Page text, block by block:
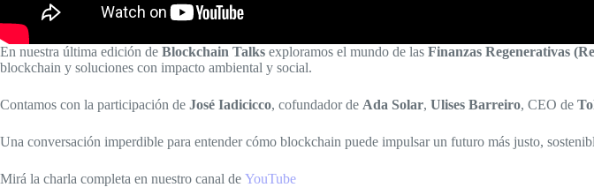
En nuestra última edición de Blockchain Talks exploramos el mundo de las Finanzas Regenerativas
blockchain y soluciones con impacto ambiental y social.
Contamos con la participación de José Iadicicco, cofundador de Ada Solar, Ulises Barreiro, CEO de
Una conversación imperdible para entender cómo blockchain puede impulsar un futuro más justo,
Mirá la charla completa en nuestro canal de YouTube